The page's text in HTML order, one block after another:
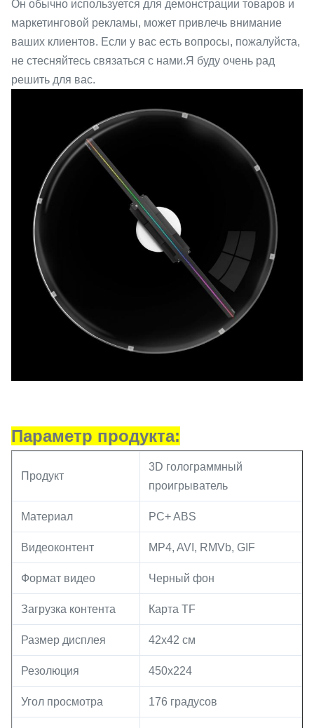
Он обычно используется для демонстрации товаров и
маркетинговой рекламы, может привлечь внимание
ваших клиентов. Если у вас есть вопросы, пожалуйста,
не стесняйтесь связаться с нами.Я буду очень рад
решить для вас.
Параметр продукта:
Продукт
3D голограммный
проигрыватель
Материал PC+ ABS
Видеоконтент MP4, AVI, RMVb, GIF
Формат видео Черный фон
Загрузка контента Карта TF
Размер дисплея 42х42 см
Резолюция 450х224
Угол просмотра 176 градусов